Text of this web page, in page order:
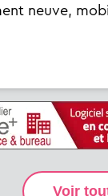
neuve,